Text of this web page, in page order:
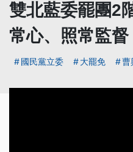
雙北藍委罷團2
常心、照常監督
國民黨立委 大罷免 曹